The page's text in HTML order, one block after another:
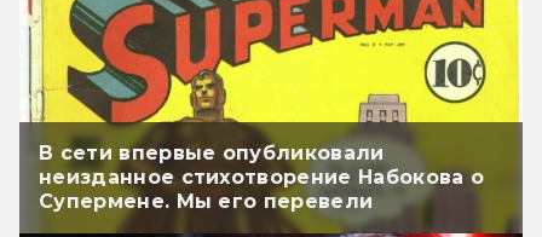
В сети впервые опубликовали
неизданное стихотворение Набокова о
Супермене. Мы его перевели